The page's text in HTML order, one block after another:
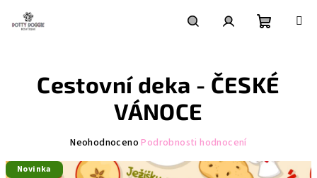
obsah
košík
Cestovní deka - ČESKÉ
VÁNOCE
Průměrné
produktu
Neohodnoceno Podrobnosti hodnocení
Novinka